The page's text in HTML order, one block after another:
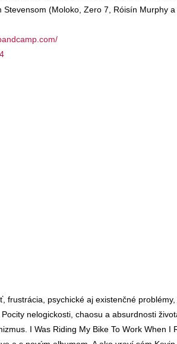
Stevensom (Moloko, Zero 7, Róisín Murphy
frustrácia, psychické aj existenčné
nelogickosti, chaosu a absurdnosti
I Was Riding My Bike To Work When